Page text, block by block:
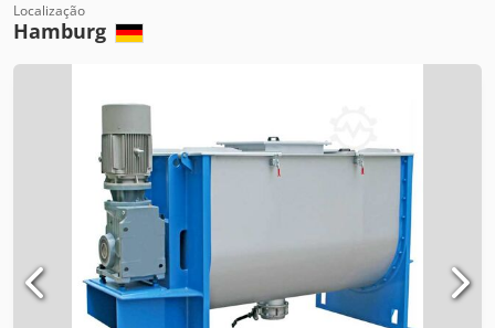
Localização
Hamburg